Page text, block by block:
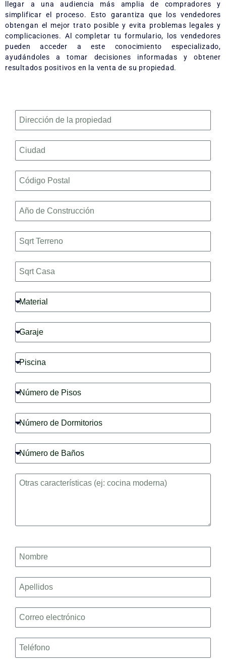
llegar a una audiencia más amplia de compradores y
simplificar el proceso. Esto garantiza que los vendedores
obtengan el mejor trato posible y evita problemas legales y
complicaciones. Al completar tu formulario, los vendedores
pueden acceder a este conocimiento especializado,
ayudándoles a tomar decisiones informadas y obtener
resultados positivos en la venta de su propiedad.
Dirección
de
la
propiedad
Ciudad
Código
Postal
Año
Terreno
Casa
Material
Garaje
Piscina
Número
de
pisos
Número
de
Dormitorios
Número
de
Baños
Características
Nombre
Apellidos
Correo
electrónico
Teléfono